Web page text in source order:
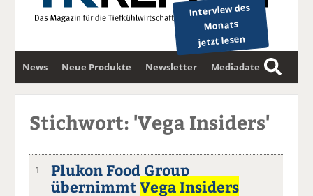
Interview des
Monats
jetzt lesen
News Neue Produkte Newsletter Mediadaten
S
u
h
Stichwort: 'Vega Insiders'
1
Plukon Food Group
übernimmtVega Insiders